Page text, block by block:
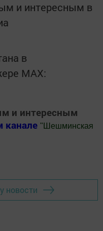
и интересным в
в
MАХ:
и интересным
канале " Шешминская
новости